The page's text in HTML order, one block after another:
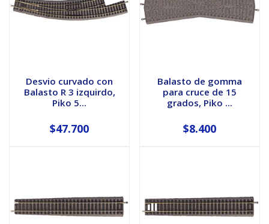
Desvio curvado con
Balasto R 3 izquirdo,
Piko 5...
$47.700
Balasto de gomma
para cruce de 15
grados, Piko ...
$8.400